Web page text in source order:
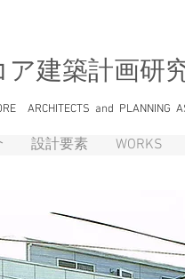
ア建築計画研
ARCHITECTS and PLANNING
設計要素 WORKS